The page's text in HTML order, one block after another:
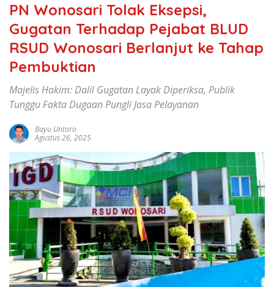
PN Wonosari Tolak Eksepsi,
Gugatan Terhadap Pejabat BLUD
RSUD Wonosari Berlanjut ke Tahap
Pembuktian
Majelis Hakim: Dalil Gugatan Layak Diperiksa, Publik
Tunggu Fakta Dugaan Pungli Jasa Pelayanan
Bayu Untoro
Agustus 26, 2025